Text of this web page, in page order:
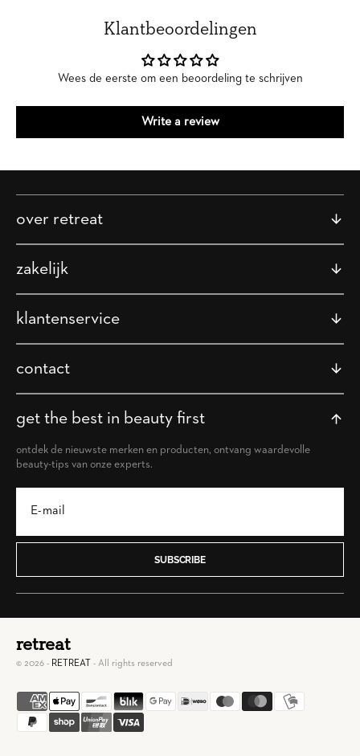
Klantbeoordelingen
Wees de eerste om een beoordeling te schrijven
Write a review
over retreat
zakelijk
klantenservice
contact
get the best in beauty first
ontdek de nieuwste merken en producten, ontvang waardevolle
beauty-tips van onze experts.
SUBSCRIBE
retreat
© 2026 - RETREAT - All rights reserved